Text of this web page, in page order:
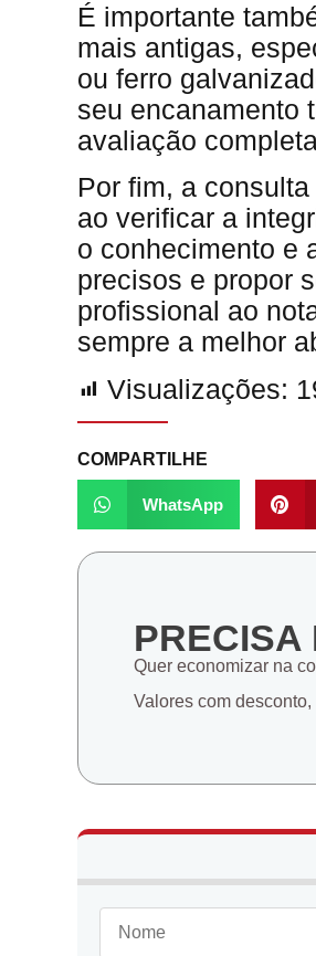
É importante
mais antigas,
ou ferro
seu encanamento
avaliação
Por fim, a consulta
ao verificar a
o conhecimento e
precisos e propor
profissional ao
sempre a melhor
Visualizações:
COMPARTILHE
WhatsApp
PRECISA
Quer economizar na
Valores com